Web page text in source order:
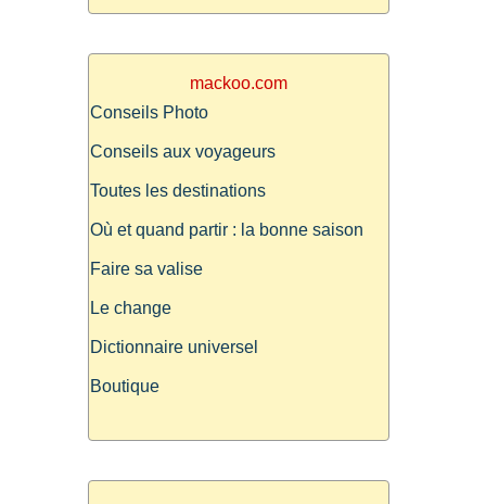
mackoo.com
Conseils Photo
Conseils aux voyageurs
Toutes les destinations
Où et quand partir : la bonne saison
Faire sa valise
Le change
Dictionnaire universel
Boutique